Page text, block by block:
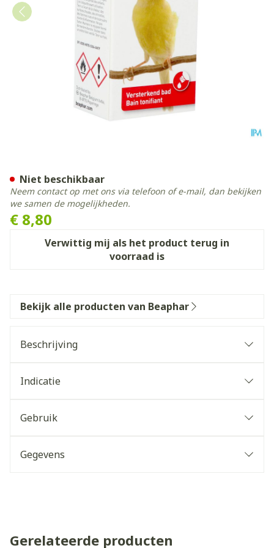
€ 8,80
Verwittig mij als het product terug in
voorraad is
Niet beschikbaar
Neem contact op met ons via telefoon of e-mail, dan bekijken
we samen de mogelijkheden.
Bekijk alle producten van Beaphar
Beschrijving
Indicatie
Gebruik
Gegevens
Gerelateerde producten